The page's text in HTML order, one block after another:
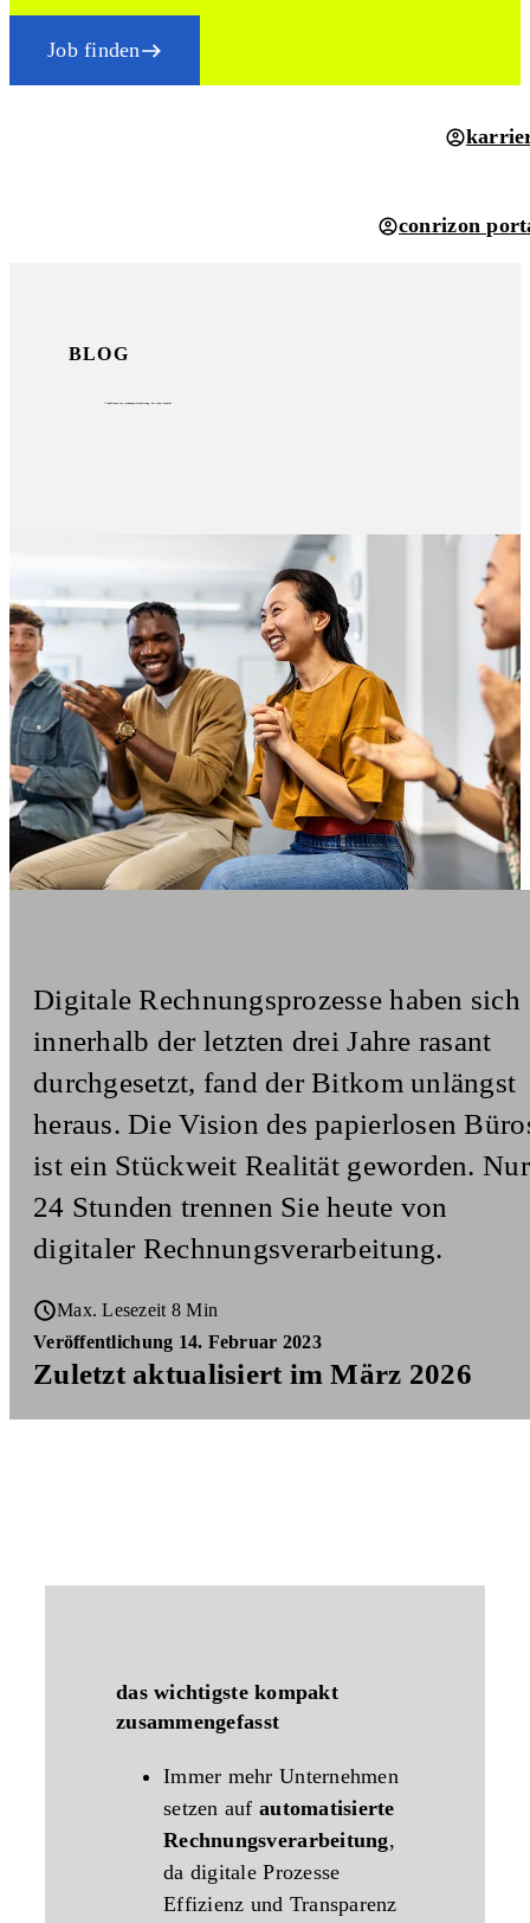
Job finden
conrizon
BLOG
Digitale Rechnungsprozesse haben sich
innerhalb der letzten drei Jahre rasant
durchgesetzt, fand der Bitkom unlängst
heraus. Die Vision des papierlosen
ist ein Stückweit Realität geworden. Nur
24 Stunden trennen Sie heute von
digitaler Rechnungsverarbeitung.
Max. Lesezeit 8 Min
Veröffentlichung 14. Februar 2023
Zuletzt aktualisiert im März 2026
das wichtigste kompakt
zusammengefasst
Immer mehr Unternehmen
setzen auf automatisierte
Rechnungsverarbeitung,
da digitale Prozesse
Effizienz und Transparenz